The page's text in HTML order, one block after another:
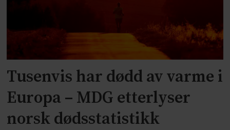
Tusenvis har dødd av varme i
Europa – MDG etterlyser
norsk dødsstatistikk